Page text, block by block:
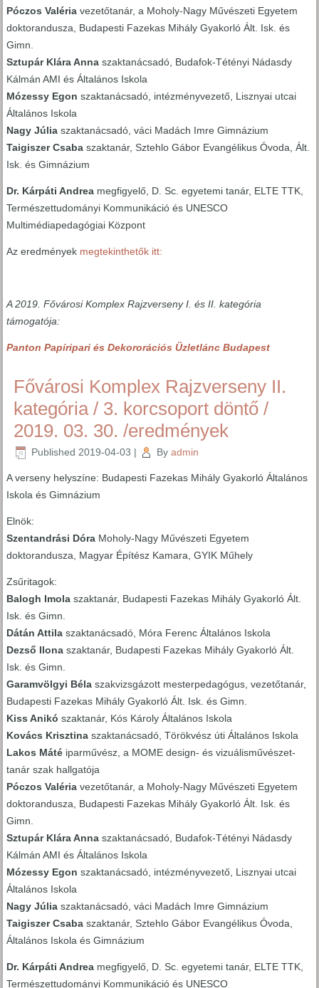
Póczos Valéria vezetőtanár, a Moholy-Nagy Művészeti Egyetem
doktorandusza, Budapesti Fazekas Mihály Gyakorló Ált. Isk. és
Gimn.
Sztupár Klára Anna szaktanácsadó, Budafok-Tétényi Nádasdy
Kálmán AMI és Általános Iskola
Mózessy Egon szaktanácsadó, intézményvezető, Lisznyai utcai
Általános Iskola
Nagy Júlia szaktanácsadó, váci Madách Imre Gimnázium
Taigiszer Csaba szaktanár, Sztehlo Gábor Evangélikus Óvoda, Ált.
Isk. és Gimnázium
Dr. Kárpáti Andrea megfigyelő, D. Sc. egyetemi tanár, ELTE TTK,
Természettudományi Kommunikáció és UNESCO
Multimédiapedagógiai Központ
Az eredmények megtekinthetők itt:
A 2019. Fővárosi Komplex Rajzverseny I. és II. kategória
támogatója:
Panton Papíripari és Dekororációs Üzletlánc Budapest
Fővárosi Komplex Rajzverseny II.
kategória / 3. korcsoport döntő /
2019. 03. 30. /eredmények
Published 2019-04-03 | By admin
A verseny helyszíne: Budapesti Fazekas Mihály Gyakorló Általános
Iskola és Gimnázium
Elnök:
Szentandrási Dóra Moholy-Nagy Művészeti Egyetem
doktorandusza, Magyar Építész Kamara, GYIK Műhely
Zsűritagok:
Balogh Imola szaktanár, Budapesti Fazekas Mihály Gyakorló Ált.
Isk. és Gimn.
Dátán Attila szaktanácsadó, Móra Ferenc Általános Iskola
Dezső Ilona szaktanár, Budapesti Fazekas Mihály Gyakorló Ált.
Isk. és Gimn.
Garamvölgyi Béla szakvizsgázott mesterpedagógus, vezetőtanár,
Budapesti Fazekas Mihály Gyakorló Ált. Isk. és Gimn.
Kiss Anikó szaktanár, Kós Károly Általános Iskola
Kovács Krisztina szaktanácsadó, Törökvész úti Általános Iskola
Lakos Máté iparművész, a MOME design- és vizuálisművészet-
tanár szak hallgatója
Póczos Valéria vezetőtanár, a Moholy-Nagy Művészeti Egyetem
doktorandusza, Budapesti Fazekas Mihály Gyakorló Ált. Isk. és
Gimn.
Sztupár Klára Anna szaktanácsadó, Budafok-Tétényi Nádasdy
Kálmán AMI és Általános Iskola
Mózessy Egon szaktanácsadó, intézményvezető, Lisznyai utcai
Általános Iskola
Nagy Júlia szaktanácsadó, váci Madách Imre Gimnázium
Taigiszer Csaba szaktanár, Sztehlo Gábor Evangélikus Óvoda,
Általános Iskola és Gimnázium
Dr. Kárpáti Andrea megfigyelő, D. Sc. egyetemi tanár, ELTE TTK,
Természettudományi Kommunikáció és UNESCO